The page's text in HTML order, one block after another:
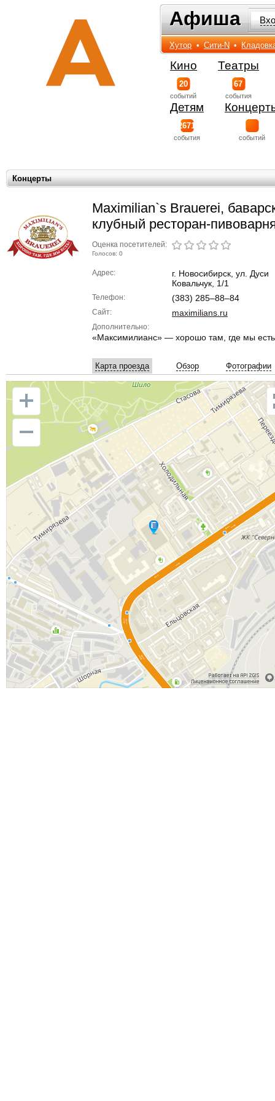
Афиша
Афиша
Хутор • Сити-N •
Кино
20
событий
Театры
67
события
Детям
2671
события событий
Концерты
Maximilian`s Brauerei,
клубный ресторан-
Оценка посетителей:
Голосов: 0
Адрес:
г. Новосибирск, ул. Дуси
Ковальчук, 1/1
Телефон: (383) 285–88–84
Сайт: maximilians.ru
Дополнительно:
«Максимилианс» — хорошо там, где мы
Карта проезда Обзор Фотографии